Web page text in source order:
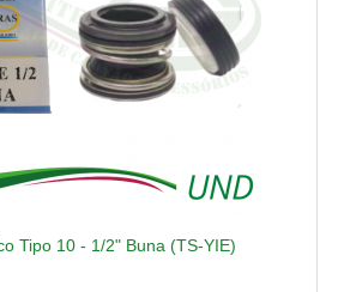
Tipo 10 - 1/2" Buna (TS-YIE)